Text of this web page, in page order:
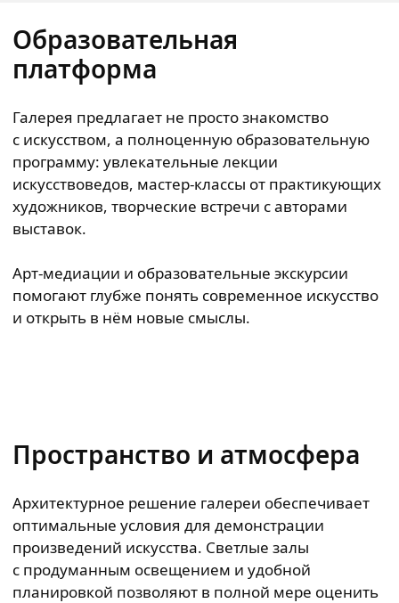
Образовательная
платформа
Галерея предлагает не просто знакомство
с искусством, а полноценную образовательную
программу: увлекательные лекции
искусствоведов, мастер-классы от практикующих
художников, творческие встречи с авторами
выставок.
Арт-медиации и образовательные экскурсии
помогают глубже понять современное искусство
и открыть в нём новые смыслы.
Пространство и атмосфера
Архитектурное решение галереи обеспечивает
оптимальные условия для демонстрации
произведений искусства. Светлые залы
с продуманным освещением и удобной
планировкой позволяют в полной мере оценить